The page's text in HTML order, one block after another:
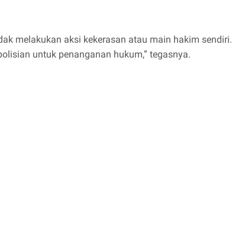
melakukan aksi kekerasan atau main hakim sendiri.
untuk penanganan hukum,” tegasnya.